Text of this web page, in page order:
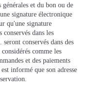
générales et du bon ou de
signature électronique
qu'une signature
dans les
conservés dans des
comme les
et des paiements
informé que son adresse